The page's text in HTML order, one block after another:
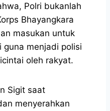
Polri bukanlah
Bhayangkara
masukan untuk
menjadi polisi
oleh rakyat.
Sigit saat
menyerahkan